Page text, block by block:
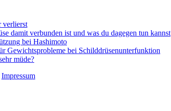
verlierst
damit verbunden ist und was du dagegen tun kannst
bei Hashimoto
Gewichtsprobleme bei Schilddrüsenunterfunktion
müde?
Impressum